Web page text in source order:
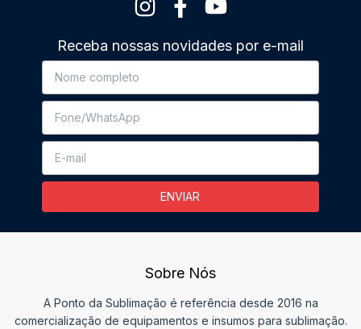
Receba nossas novidades por e-mail
Sobre Nós
A Ponto da Sublimação é referência desde 2016 na
comercialização de equipamentos e insumos para sublimação.